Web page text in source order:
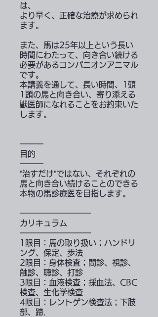
は、
より早く、正確な治療が求められ
ます。
また、馬は25年以上という長い
時間にわたって、向き合い続ける
必要があるコンパニオンアニマル
です。
本講義を通して、長い時間、1頭
1頭の馬と向き合い、寄り添える
獣医師になれることをお約束いた
します。
━━━
目的
━━━
”治すだけ”ではない、それぞれの
馬と向き合い続けることのできる
本物の馬診療医を目指します。
━━━━━━━━━
カリキュラム
━━━━━━━━━
1限目：馬の取り扱い；ハンドリ
ング、保定、歩法
2限目：身体検査；問診、視診、
触診、聴診、打診
3限目：血液検査；採血法、CBC
検査、生化学検査
4限目：レントゲン検査法；下肢
部、蹄.